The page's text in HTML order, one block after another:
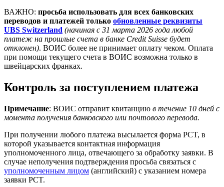
ВАЖНО: просьба использовать для всех банковских
переводов и платежей только обновленные реквизиты
UBS Switzerland (начиная с 31 марта 2026 года любой
платеж на прошлые счета в банке Credit Suisse будет
отклонен). ВОИС более не принимает оплату чеком. Оплата
при помощи текущего счета в ВОИС возможна только в
швейцарских франках.
Контроль за поступлением платежа
Примечание: ВОИС отправит квитанцию в течение 10 дней с
момента получения банковского или почтового перевода.
При получении любого платежа высылается форма PCT, в
которой указывается контактная информация
уполномоченного лица, отвечающего за обработку заявки. В
случае неполучения подтверждения просьба связаться с
уполномоченным лицом (английский) с указанием номера
заявки PCT.